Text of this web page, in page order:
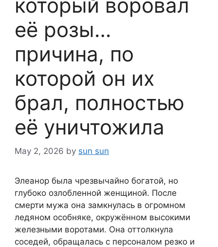
который воровал
её розы…
причина, по
которой он их
брал, полностью
её уничтожила
May 2, 2026 by sun sun
Элеанор была чрезвычайно богатой, но
глубоко озлобленной женщиной. После
смерти мужа она замкнулась в огромном
ледяном особняке, окружённом высокими
железными воротами. Она оттолкнула
соседей, обращалась с персоналом резко и